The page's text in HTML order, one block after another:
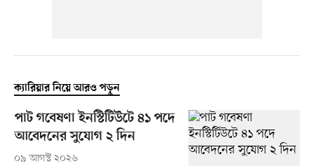
ক্যারিয়ার নিয়ে আরও পড়ুন
পাট গবেষণা ইনস্টিটিউটে ৪১ পদে
আবেদনের সুযোগ ২ দিন
০৯ আগস্ট ২০২৬